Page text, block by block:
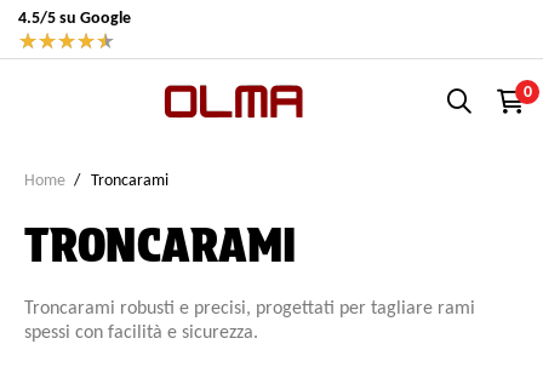
4.5/5 su Google
★★★★★
0
Home Troncarami
TRONCARAMI
Troncarami robusti e precisi, progettati per tagliare rami
spessi con facilità e sicurezza.